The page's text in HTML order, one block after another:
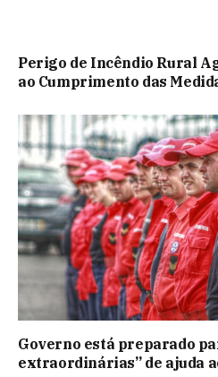
Perigo de Incêndio Rural
ao Cumprimento das
Governo está preparado
extraordinárias” de ajuda